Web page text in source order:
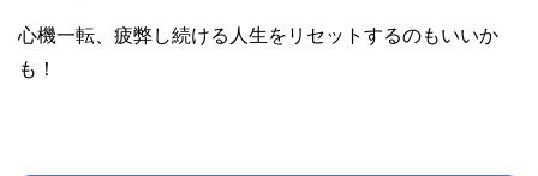
心機一転、疲弊し続ける人生をリセットするのもいいか
も！